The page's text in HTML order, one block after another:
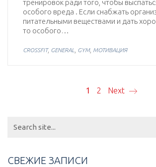
тренировок ради того, чтобы
особого вреда . Если снабжать
питательными веществами и дать
то особого…
CROSSFIT, GENERAL , GYM, МОТИВАЦИЯ
1 2 Next
for:
СВЕЖИЕ ЗАПИСИ